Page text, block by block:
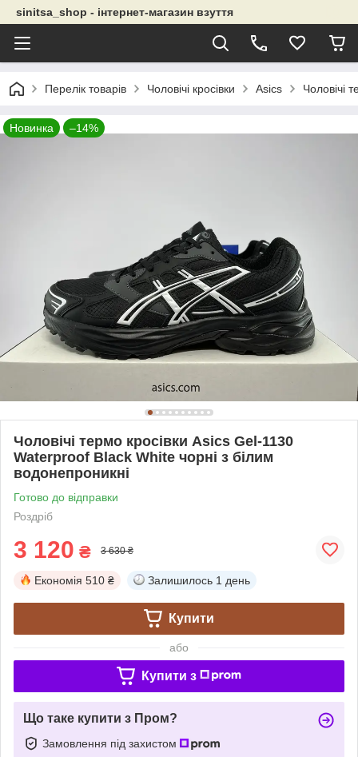
sinitsa_shop - інтернет-магазин взуття
Перелік товарів Чоловічі кросівки Asics Чоловічі
Новинка –14%
Чоловічі термо кросівки Asics Gel-1130
Waterproof Black White чорні з білим
водонепроникні
Готово до відправки
Роздріб
3 120 ₴ 3 630 ₴
Економія 510 ₴ Залишилось 1 день
Купити
або
Купити з
Що таке купити з Пром?
Замовлення під захистом